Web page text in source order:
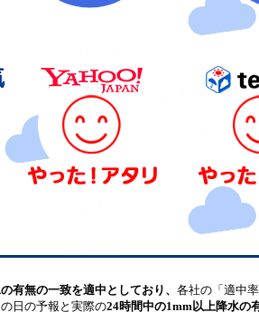
有無の一致を適中としており、 各社の「適中
日の予報と実際の24時間中の1mm以上降水の